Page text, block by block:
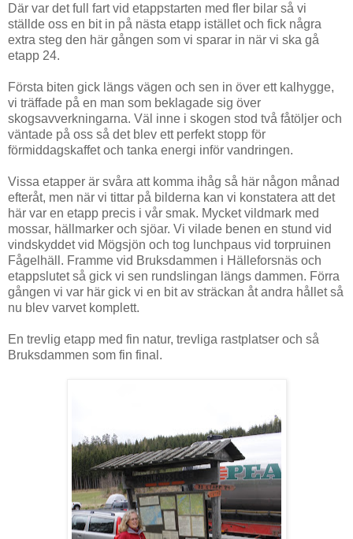
Där var det full fart vid etappstarten med fler bilar så vi
ställde oss en bit in på nästa etapp istället och fick några
extra steg den här gången som vi sparar in när vi ska gå
etapp 24.
Första biten gick längs vägen och sen in över ett kalhygge,
vi träffade på en man som beklagade sig över
skogsavverkningarna. Väl inne i skogen stod två fåtöljer och
väntade på oss så det blev ett perfekt stopp för
förmiddagskaffet och tanka energi inför vandringen.
Vissa etapper är svåra att komma ihåg så här någon månad
efteråt, men när vi tittar på bilderna kan vi konstatera att det
här var en etapp precis i vår smak. Mycket vildmark med
mossar, hällmarker och sjöar. Vi vilade benen en stund vid
vindskyddet vid Mögsjön och tog lunchpaus vid torpruinen
Fågelhäll. Framme vid Bruksdammen i Hälleforsnäs och
etappslutet så gick vi sen rundslingan längs dammen. Förra
gången vi var här gick vi en bit av sträckan åt andra hållet så
nu blev varvet komplett.
En trevlig etapp med fin natur, trevliga rastplatser och så
Bruksdammen som fin final.